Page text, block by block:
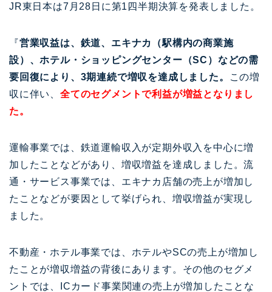
JR東日本は7月28日に第1四半期決算を発表しました。
『営業収益は、鉄道、エキナカ（駅構内の商業施
設）、ホテル・ショッピングセンター（SC）などの需
要回復により、3期連続で増収を達成しました。
この増
収に伴い、 全てのセグメントで利益が増益となりまし
た。
運輸事業では、鉄道運輸収入が定期外収入を中心に増
加したことなどがあり、増収増益を達成しました。流
通・サービス事業では、エキナカ店舗の売上が増加し
たことなどが要因として挙げられ、増収増益が実現し
ました。
不動産・ホテル事業では、ホテルやSCの売上が増加し
たことが増収増益の背後にあります。その他のセグメ
ントでは、ICカード事業関連の売上が増加したことな